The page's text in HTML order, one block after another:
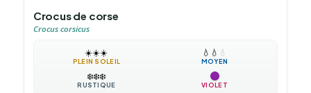
Crocus de corse
Crocus corsicus
☀️☀️☀️
PLEIN SOLEIL
💧 💧 💧
MOYEN
❄️❄️❄️
RUSTIQUE VIOLET